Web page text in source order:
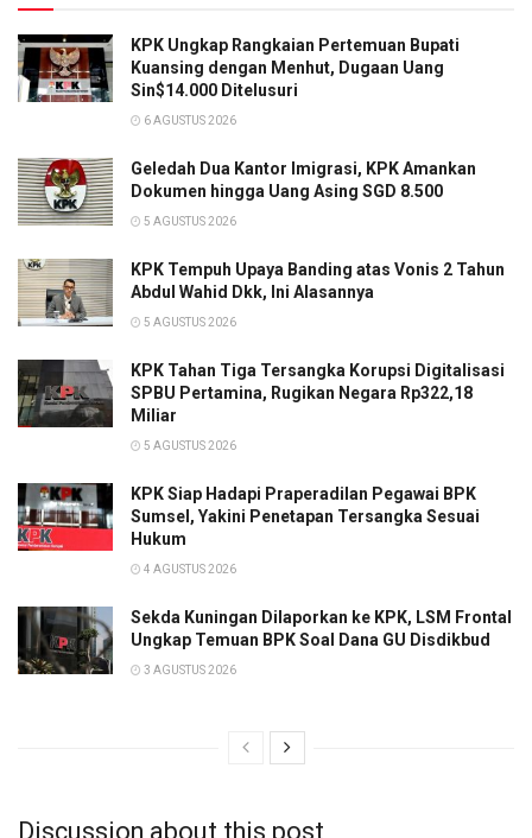
KPK Ungkap Rangkaian Pertemuan Bupati
Kuansing dengan Menhut, Dugaan Uang
Sin$14.000 Ditelusuri
6 AGUSTUS 2026
Geledah Dua Kantor Imigrasi, KPK Amankan
Dokumen hingga Uang Asing SGD 8.500
5 AGUSTUS 2026
KPK Tempuh Upaya Banding atas Vonis 2 Tahun
Abdul Wahid Dkk, Ini Alasannya
5 AGUSTUS 2026
KPK Tahan Tiga Tersangka Korupsi Digitalisasi
SPBU Pertamina, Rugikan Negara Rp322,18
Miliar
5 AGUSTUS 2026
KPK Siap Hadapi Praperadilan Pegawai BPK
Sumsel, Yakini Penetapan Tersangka Sesuai
Hukum
4 AGUSTUS 2026
Sekda Kuningan Dilaporkan ke KPK, LSM Frontal
Ungkap Temuan BPK Soal Dana GU Disdikbud
3 AGUSTUS 2026
Discussion about this post